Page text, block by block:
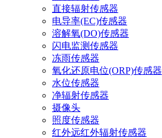
直接辐射传感器
电导率(EC)传感器
溶解氧(DO)传感器
闪电监测传感器
冻雨传感器
氧化还原电位(ORP)传感器
水位传感器
净辐射传感器
摄像头
照度传感器
红外远红外辐射传感器